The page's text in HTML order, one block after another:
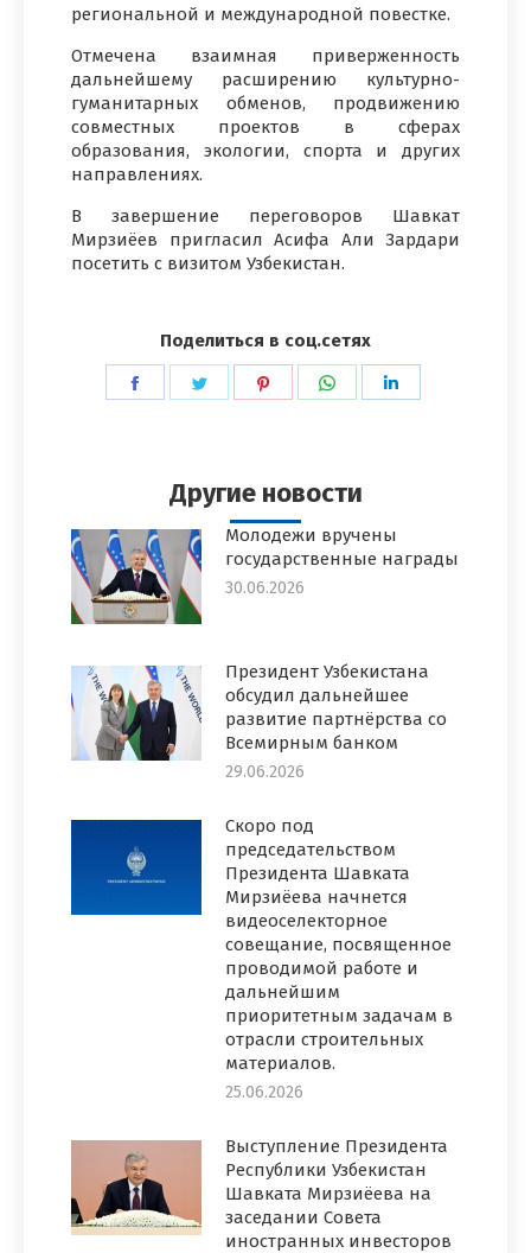
региональной и международной повестке.
Отмечена взаимная приверженность
дальнейшему расширению культурно-
гуманитарных обменов, продвижению
совместных проектов в сферах
образования, экологии, спорта и других
направлениях.
В завершение переговоров Шавкат
Мирзиёев пригласил Асифа Али Зардари
посетить с визитом Узбекистан.
Поделиться в соц.сетях
ПоделитьсяПоделитьсяПоделитьсяПоделиться
Другие новости
Молодежи вручены
государственные награды
30.06.2026
Президент Узбекистана
обсудил дальнейшее
развитие партнёрства со
Всемирным банком
29.06.2026
Скоро под
председательством
Президента Шавката
Мирзиёева начнется
видеоселекторное
совещание, посвященное
проводимой работе и
дальнейшим
приоритетным задачам в
отрасли строительных
материалов.
25.06.2026
Выступление Президента
Республики Узбекистан
Шавката Мирзиёева на
заседании Совета
иностранных инвесторов